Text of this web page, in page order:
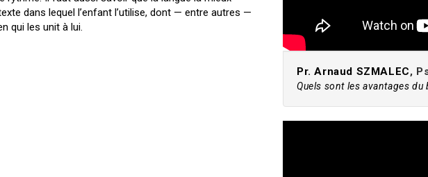
dans lequel l’enfant l’utilise, dont — entre autres —
qui les unit à lui.
Pr. Arnaud SZMALEC,
Quels sont les avantages